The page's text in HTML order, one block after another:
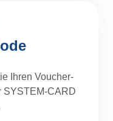
Ihren Voucher-
SYSTEM-CARD